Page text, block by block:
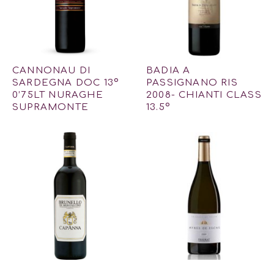
CANNONAU DI
SARDEGNA DOC 13º
0’75LT NURAGHE
SUPRAMONTE
BADIA A
PASSIGNANO RIS
2008- CHIANTI CLASS
13.5º